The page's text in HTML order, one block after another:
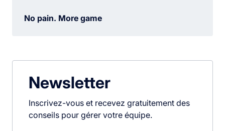
No pain. More game
Newsletter
Inscrivez-vous et recevez gratuitement des
conseils pour gérer votre équipe.